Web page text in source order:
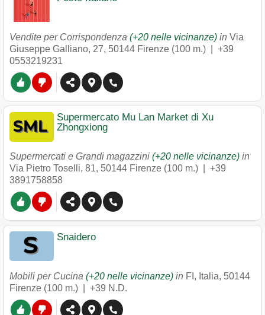
Vendite per Corrispondenza (+20 nelle vicinanze) in Via
Giuseppe Galliano, 27, 50144 Firenze (100 m.) | +39
0553219231
Supermercato Mu Lan Market di Xu
Zhongxiong
Supermercati e Grandi magazzini (+20 nelle vicinanze) in
Via Pietro Toselli, 81, 50144 Firenze (100 m.) | +39
3891758858
Snaidero
Mobili per Cucina (+20 nelle vicinanze) in FI, Italia, 50144
Firenze (100 m.) | +39 N.D.